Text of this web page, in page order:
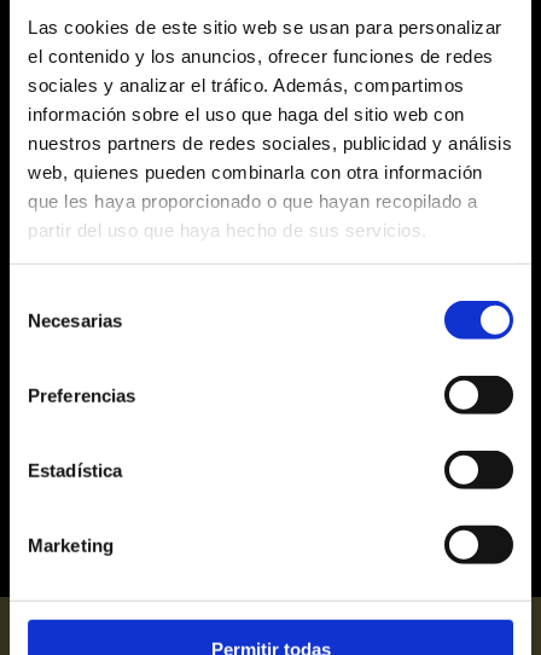
Las cookies de este sitio web se usan para personalizar
el contenido y los anuncios, ofrecer funciones de redes
sociales y analizar el tráfico. Además, compartimos
información sobre el uso que haga del sitio web con
nuestros partners de redes sociales, publicidad y análisis
web, quienes pueden combinarla con otra información
que les haya proporcionado o que hayan recopilado a
partir del uso que haya hecho de sus servicios.
Necesarias
Preferencias
Estadística
Marketing
Permitir todas
Actividades
EN CARTELERA Etiquetas